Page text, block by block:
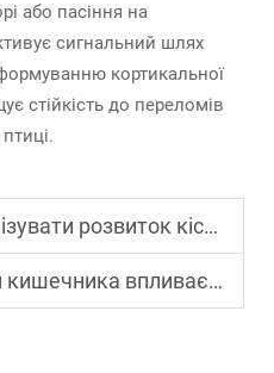
або пасіння на
сигнальний шлях
кортикальної
стійкість до переломів
тварин за допомогою науково обґрунтованого харчування
засвоєння поживних речовин і темпи зростання тварин